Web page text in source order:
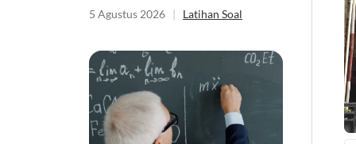
5 Agustus 2026 | Latihan Soal